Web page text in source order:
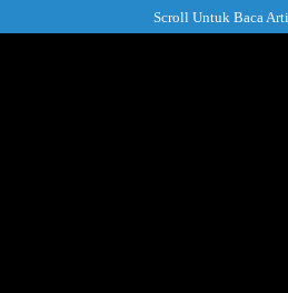
ke
Scroll Untuk Baca